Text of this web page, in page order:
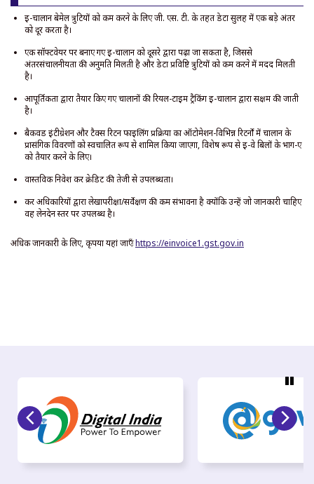
ई-चालान बेमेल त्रुटियों को कम करने के लिए जी. एस. टी. के तहत डेटा सुलह में एक बड़े अंतर
को दूर करता है।
एक सॉफ्टवेयर पर बनाए गए ई-चालान को दूसरे द्वारा पढ़ा जा सकता है, जिससे
अंतरसंचालनीयता की अनुमति मिलती है और डेटा प्रविष्टि त्रुटियों को कम करने में मदद मिलती
है।
आपूर्तिकर्ता द्वारा तैयार किए गए चालानों की रियल-टाइम ट्रैकिंग ई-चालान द्वारा सक्षम की जाती
है।
बैकवर्ड इंटीग्रेशन और टैक्स रिटर्न फाइलिंग प्रक्रिया का ऑटोमेशन-विभिन्न रिटर्नों में चालान के
प्रासंगिक विवरणों को स्वचालित रूप से शामिल किया जाएगा, विशेष रूप से ई-वे बिलों के भाग-ए
को तैयार करने के लिए।
वास्तविक निवेश कर क्रेडिट की तेजी से उपलब्धता।
कर अधिकारियों द्वारा लेखापरीक्षा/सर्वेक्षण की कम संभावना है क्योंकि उन्हें जो जानकारी चाहिए
वह लेनदेन स्तर पर उपलब्ध है।
अधिक जानकारी के लिए, कृपया यहां जाएँःhttps://einvoice1.gst.gov.in